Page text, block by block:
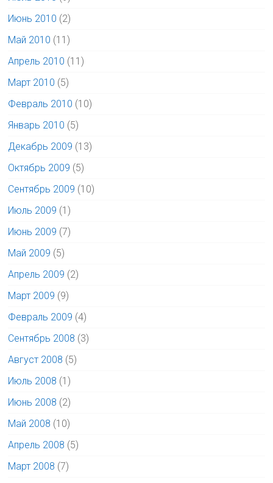
Июнь 2010 (2)
Май 2010 (11)
Апрель 2010 (11)
Март 2010 (5)
Февраль 2010 (10)
Январь 2010 (5)
Декабрь 2009 (13)
Октябрь 2009 (5)
Сентябрь 2009 (10)
Июль 2009 (1)
Июнь 2009 (7)
Май 2009 (5)
Апрель 2009 (2)
Март 2009 (9)
Февраль 2009 (4)
Сентябрь 2008 (3)
Август 2008 (5)
Июль 2008 (1)
Июнь 2008 (2)
Май 2008 (10)
Апрель 2008 (5)
Март 2008 (7)